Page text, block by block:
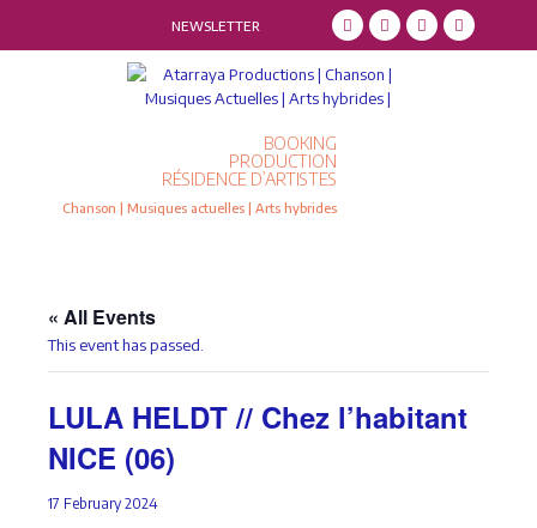
NEWSLETTER
BOOKING
PRODUCTION
RÉSIDENCE D’ARTISTES
Chanson | Musiques actuelles | Arts hybrides
« All Events
This event has passed.
LULA HELDT // Chez l’habitant
NICE (06)
17 February 2024